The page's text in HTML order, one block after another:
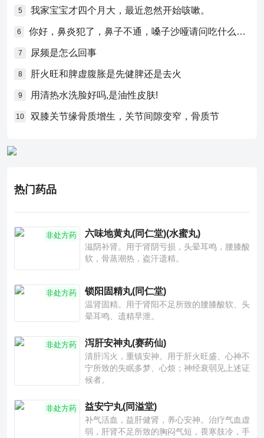
5 我家宝宝才四个月大，最近忽然开始咳嗽。
6 你好，鼻炎犯了，鼻子不通，嗓子沙哑请问吃什么药比较好？
7 尿频是怎么回事
8 肝火旺和脾虚腹胀是先健脾还是去火
9 用清热水洗脸好吗,是油性皮肤!
10 双膝关节缘骨质增生，关节间隙变窄，骨质节
热门药品
非处方药 六味地黄丸(同仁堂)(水蜜丸)
滋阴补肾。用于肾阴亏损，头晕耳鸣，腰膝酸
软，骨蒸潮热，盗汗遗精。
非处方药 锁阳固精丸(同仁堂)
温肾固精。用于肾阳不足所致的腰膝酸软、头
晕耳鸣、遗精早泄。
非处方药 泻肝安神丸(赛药仙)
清肝泻火，重镇安神。用于肝火旺盛、心神不
宁所致的失眠多梦、心烦；神经衰弱见上述证
候者。
非处方药 益安宁丸(同溢堂)
补气活血，益肝健肾，养心安神。治疗气血虚
弱，肝肾不足所致的胸闷气短，畏寒肢冷，手